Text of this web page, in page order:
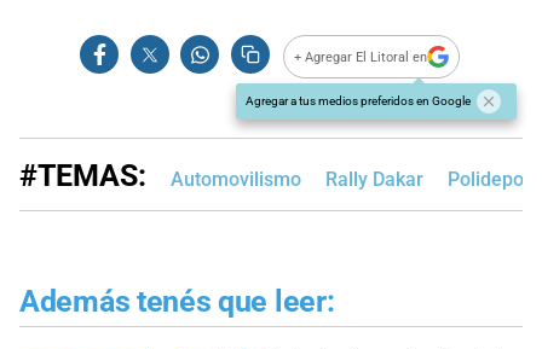
+ Agregar El Litoral en
Agregar a tus medios preferidos en Google
#TEMAS: Automovilismo Rally Dakar
Además tenés que leer: